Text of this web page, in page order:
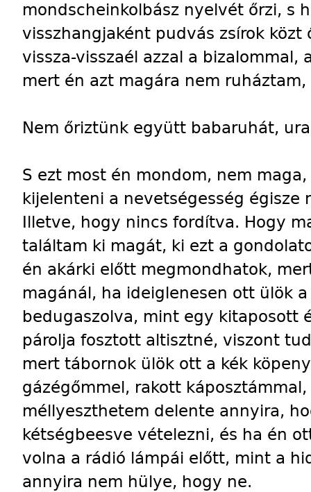
mondscheinkolbász nyelvét őrzi, s
visszhangjaként pudvás zsírok
vissza-visszaél azzal a
mert én azt magára nem ruháztam,
Nem őriztünk együtt babaruhát,
S ezt most én mondom, nem
kijelenteni a nevetségesség
Illetve, hogy nincs fordítva. Hogy
találtam ki magát, ki ezt a
én akárki előtt megmondhatok,
magánál, ha ideiglenesen ott ülök
bedugaszolva, mint egy kitaposott
párolja fosztott altisztné, viszont
mert tábornok ülök ott a kék
gázégőmmel, rakott
méllyeszthetem delente annyira,
kétségbeesve vételezni, és ha én
volna a rádió lámpái előtt, mint a
annyira nem hülye, hogy ne.